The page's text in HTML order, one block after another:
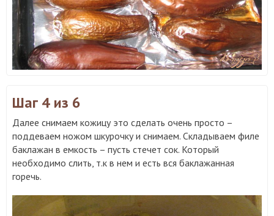
Шаг 4 из 6
Далее снимаем кожицу это сделать очень просто –
поддеваем ножом шкурочку и снимаем. Складываем филе
баклажан в емкость – пусть стечет сок. Который
необходимо слить, т.к в нем и есть вся баклажанная
горечь.